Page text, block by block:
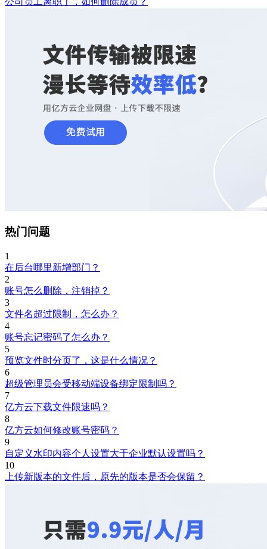
热门问题
1
在后台哪里新增部门？
2
账号怎么删除，注销掉？
3
文件名超过限制，怎么办？
4
账号忘记密码了怎么办？
5
预览文件时分页了，这是什么情况？
6
超级管理员会受移动端设备绑定限制吗？
7
亿方云下载文件限速吗？
8
亿方云如何修改账号密码？
9
自定义水印内容个人设置大于企业默认设置吗？
10
上传新版本的文件后，原先的版本是否会保留？